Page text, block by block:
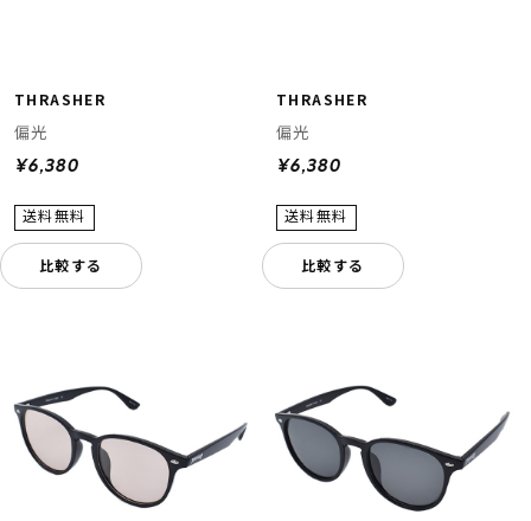
THRASHER
偏光
¥6,380
比較する
THRASHER
偏光
¥6,380
比較する